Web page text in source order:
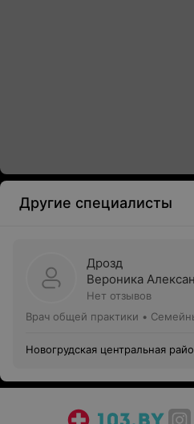
Другие специалисты
Дрозд
Вероника
Нет отзывов
Врач общей практики •
Новогрудская центральная